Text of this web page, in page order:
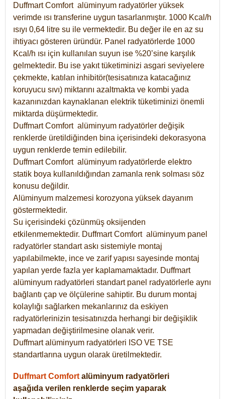
Duffmart Comfort alüminyum radyatörler yüksek
verimde ısı transferine uygun tasarlanmıştır. 1000 Kcal/h
ısıyı 0,64 litre su ile vermektedir. Bu değer ile en az su
ihtiyacı gösteren üründür. Panel radyatörlerde 1000
Kcal/h ısı için kullanılan suyun ise %20’sine karşılık
gelmektedir. Bu ise yakıt tüketiminizi asgari seviyelere
çekmekte, katılan inhibitör(tesisatınıza katacağınız
koruyucu sıvı) miktarını azaltmakta ve kombi yada
kazanınızdan kaynaklanan elektrik tüketiminizi önemli
miktarda düşürmektedir.
Duffmart Comfort alüminyum radyatörler değişik
renklerde üretildiğinden bina içerisindeki dekorasyona
uygun renklerde temin edilebilir.
DuffmartComfort alüminyum radyatörlerde elektro
statik boya kullanıldığından zamanla renk solması söz
konusu değildir.
Alüminyum malzemesi korozyona yüksek dayanım
göstermektedir.
Su içerisindeki çözünmüş oksijenden
etkilenmemektedir. DuffmartComfort alüminyum panel
radyatörler standart askı sistemiyle montaj
yapılabilmekte, ince ve zarif yapısı sayesinde montaj
yapılan yerde fazla yer kaplamamaktadır. Duffmart
alüminyum radyatörleri standart panel radyatörlerle aynı
bağlantı çap ve ölçülerine sahiptir. Bu durum montaj
kolaylığı sağlarken mekanlarınız da eskiyen
radyatörlerinizin tesisatınızda herhangi bir değişiklik
yapmadan değiştirilmesine olanak verir.
Duffmart alüminyum radyatörleri ISO VE TSE
standartlarına uygun olarak üretilmektedir.
Duffmart Comfort alüminyum radyatörleri
aşağıda verilen renklerde seçim yaparak